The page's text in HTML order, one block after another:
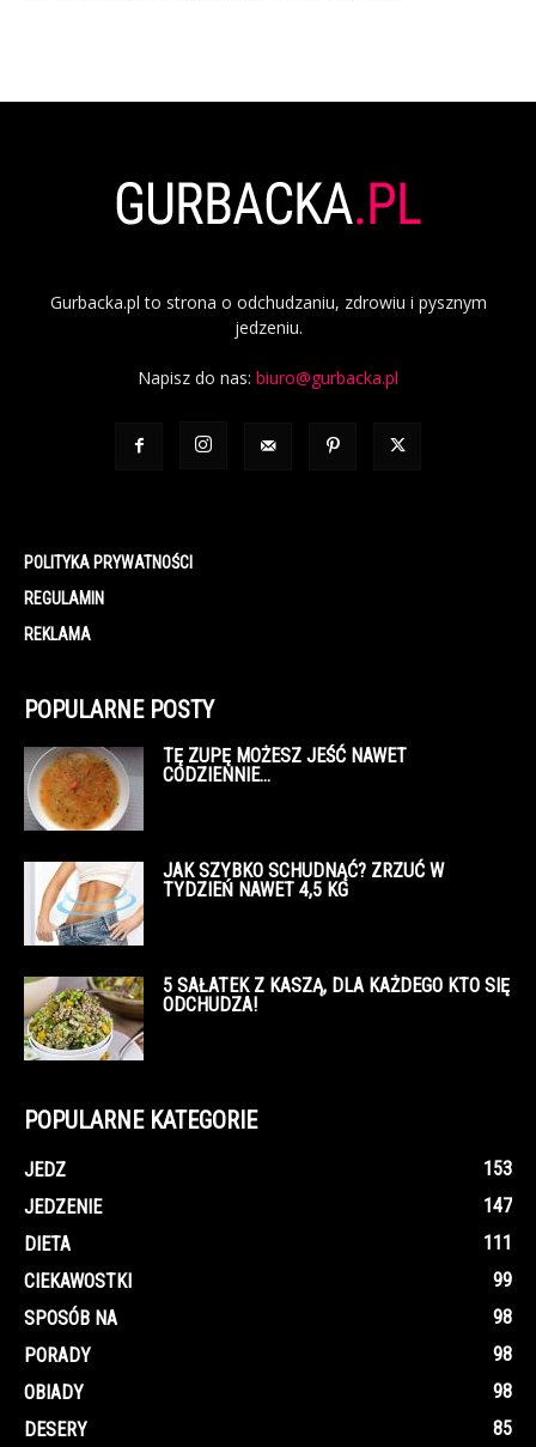
Gurbacka.pl to strona o odchudzaniu, zdrowiu i pysznym
jedzeniu.
Napisz do nas: biuro@gurbacka.pl
POLITYKA PRYWATNOŚCI
REGULAMIN
REKLAMA
POPULARNE POSTY
TĘ ZUPĘ MOŻESZ JEŚĆ NAWET
CODZIENNIE…
JAK SZYBKO SCHUDNĄĆ? ZRZUĆ W
TYDZIEŃ NAWET 4,5 KG
5 SAŁATEK Z KASZĄ, DLA KAŻDEGO KTO SIĘ
ODCHUDZA!
POPULARNE KATEGORIE
JEDZ
153
JEDZENIE
147
DIETA
111
CIEKAWOSTKI
99
SPOSÓB NA
98
PORADY
98
OBIADY
98
DESERY
85